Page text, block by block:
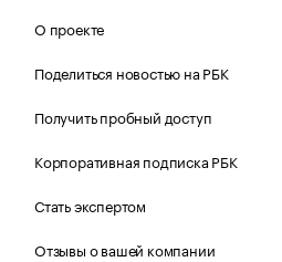
О проекте
Поделиться новостью на РБК
Получить пробный доступ
Корпоративная подписка РБК
Стать экспертом
Отзывы о вашей компании